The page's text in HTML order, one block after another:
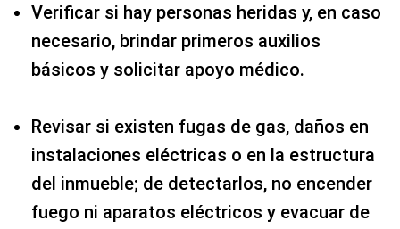
Verificar si hay personas heridas y, en caso
necesario, brindar primeros auxilios
básicos y solicitar apoyo médico.
Revisar si existen fugas de gas, daños en
instalaciones eléctricas o en la estructura
del inmueble; de detectarlos, no encender
fuego ni aparatos eléctricos y evacuar de